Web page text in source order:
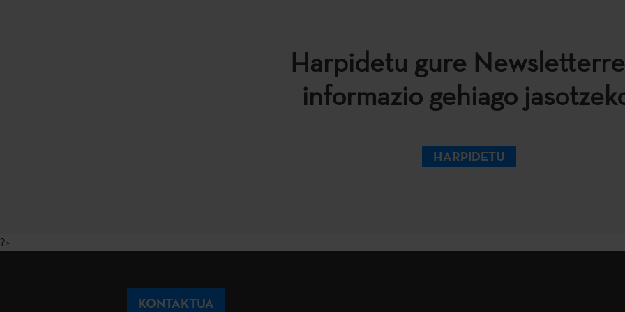
Harpidetu gure
informazio gehiago
HARPIDETU
?>
KONTAKTUA